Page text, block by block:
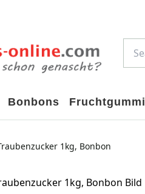
Bonbons Fruchtgummi
1kg, Bonbon